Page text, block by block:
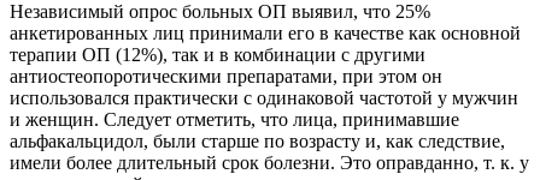
Независимый опрос больных ОП выявил, что 25%
анкетированных лиц принимали его в качестве как основной
терапии ОП (12%), так и в комбинации с другими
антиостеопоротическими препаратами, при этом он
использовался практически с одинаковой частотой у мужчин
и женщин. Следует отметить, что лица, принимавшие
альфакальцидол, были старше по возрасту и, как следствие,
имели более длительный срок болезни. Это оправданно, т. к. у